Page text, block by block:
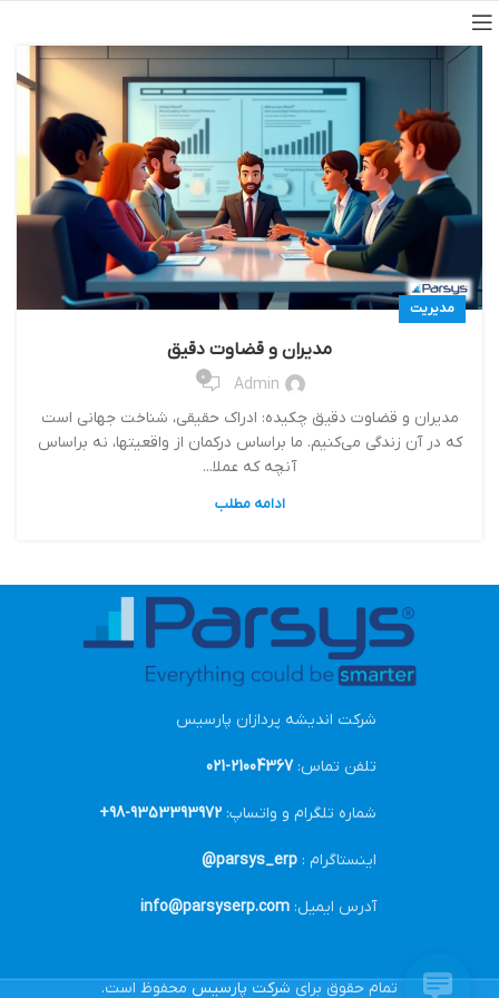
مدیریت
مدیران و قضاوت دقیق
Admin
0
مدیران و قضاوت دقیق چکیده: ادراک حقیقی، شناخت جهانی است
که در آن زندگی می‌کنیم. ما براساس درکمان از واقعیتها، نه براساس
آنچه که عملا...
ادامه مطلب
شرکت اندیشه پردازان پارسیس
تلفن تماس:21004367-021
شماره تلگرام و واتساپ: 9353393972-98+
اینستاگرام : parsys_erp@
آدرس ایمیل: info@parsyserp.com
تمام حقوق برای شرکت پارسیس محفوظ است.